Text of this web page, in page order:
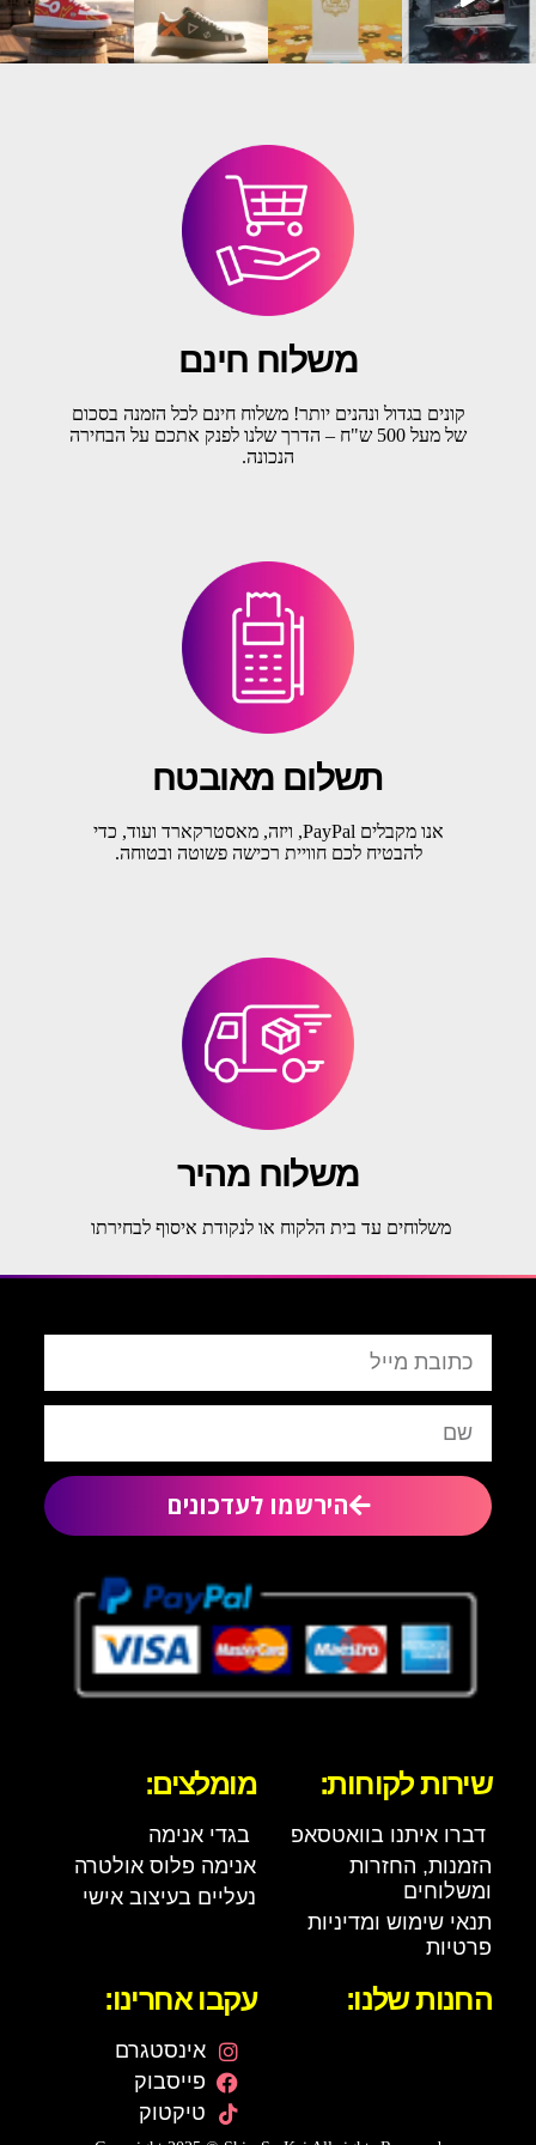
משלוח חינם
קונים בגדול ונהנים יותר! משלוח חינם לכל הזמנה בסכום
של מעל 500 ש"ח – הדרך שלנו לפנק אתכם על הבחירה
הנכונה.
תשלום מאובטח
אנו מקבלים PayPal, ויזה, מאסטרקארד ועוד, כדי
להבטיח לכם חוויית רכישה פשוטה ובטוחה.
משלוח מהיר
משלוחים עד בית הלקוח או לנקודת איסוף לבחירתו
הירשמו לעדכונים
שירות לקוחות:
דברו איתנו בוואטסאפ
הזמנות, החזרות
ומשלוחים
תנאי שימוש ומדיניות
פרטיות
מומלצים:
בגדי אנימה
אנימה פלוס אולטרה
נעליים בעיצוב אישי
החנות שלנו: עקבו אחרינו:
אינסטגרם
פייסבוק
טיקטוק